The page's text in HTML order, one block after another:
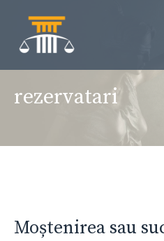
conținut
rezervatari
Moștenirea sau